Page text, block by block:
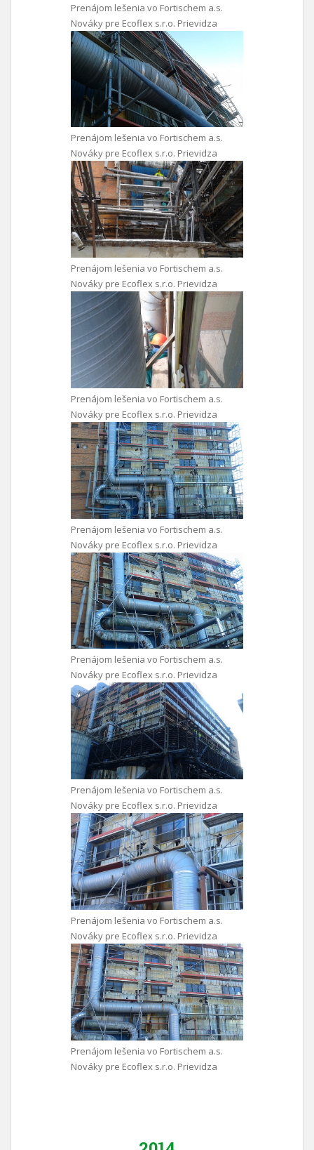
Prenájom lešenia vo Fortischem a.s.
Nováky pre Ecoflex s.r.o. Prievidza
Prenájom lešenia vo Fortischem a.s.
Nováky pre Ecoflex s.r.o. Prievidza
Prenájom lešenia vo Fortischem a.s.
Nováky pre Ecoflex s.r.o. Prievidza
Prenájom lešenia vo Fortischem a.s.
Nováky pre Ecoflex s.r.o. Prievidza
Prenájom lešenia vo Fortischem a.s.
Nováky pre Ecoflex s.r.o. Prievidza
Prenájom lešenia vo Fortischem a.s.
Nováky pre Ecoflex s.r.o. Prievidza
Prenájom lešenia vo Fortischem a.s.
Nováky pre Ecoflex s.r.o. Prievidza
Prenájom lešenia vo Fortischem a.s.
Nováky pre Ecoflex s.r.o. Prievidza
Prenájom lešenia vo Fortischem a.s.
Nováky pre Ecoflex s.r.o. Prievidza